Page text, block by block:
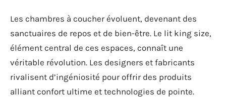
Les chambres à coucher évoluent, devenant des
sanctuaires de repos et de bien-être. Le lit king size,
élément central de ces espaces, connaît une
véritable révolution. Les designers et fabricants
rivalisent d’ingéniosité pour offrir des produits
alliant confort ultime et technologies de pointe.